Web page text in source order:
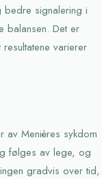
signalering i
balansen. Det er
varierer
av Menières sykdom
følges av lege, og
gradvis over tid,